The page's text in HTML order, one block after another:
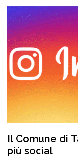
Il Comune di
più social